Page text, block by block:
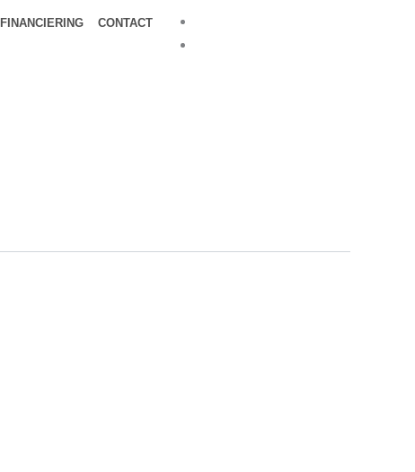
FINANCIERING CONTACT